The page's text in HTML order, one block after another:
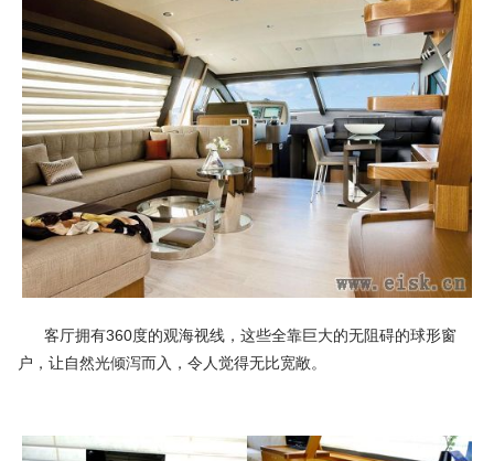
客厅拥有360度的观海视线，这些全靠巨大的无阻碍的球形窗
户，让自然光倾泻而入，令人觉得无比宽敞。